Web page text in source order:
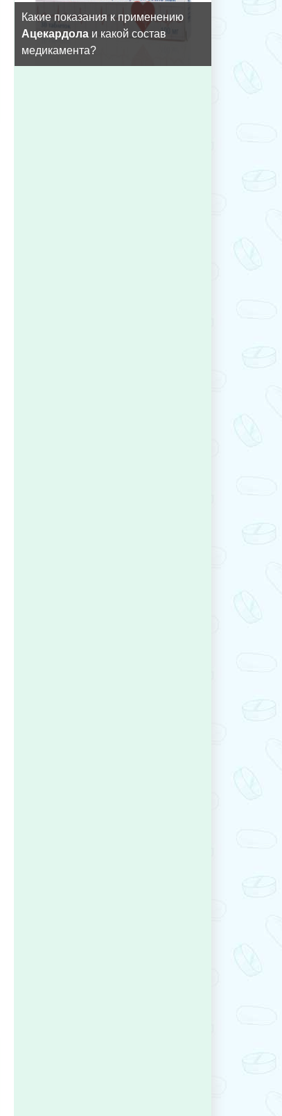
Какие показания к применению
Ацекардола и какой состав
медикамента?